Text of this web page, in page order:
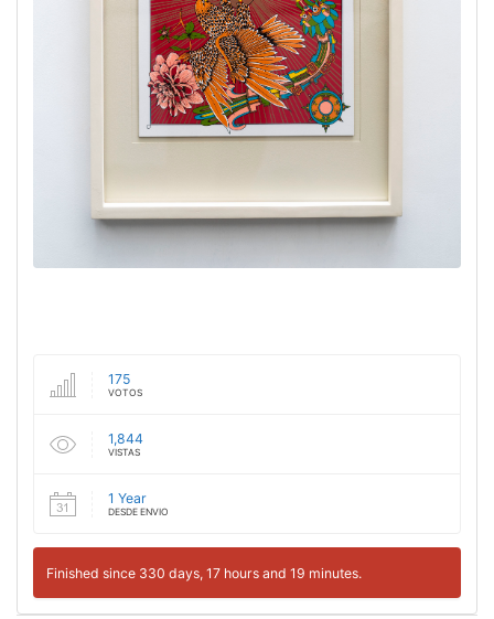
175
VOTOS
1,844
VISTAS
1 Year
DESDE ENVIO
Finished since 330 days, 17 hours and 19 minutes.